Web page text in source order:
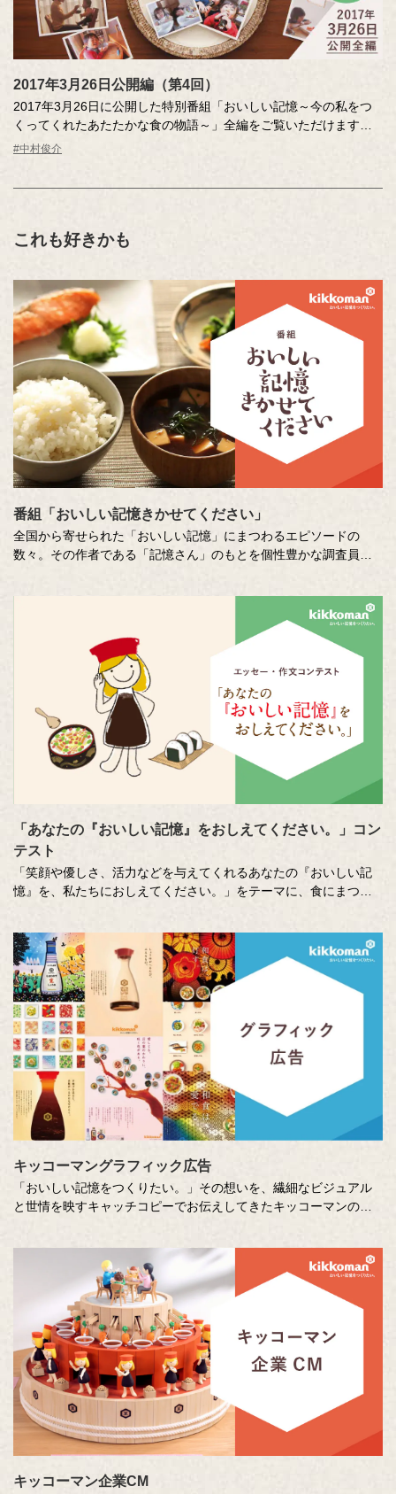
2017年3月26日公開編（第4回）
2017年3月26日に公開した特別番組「おいしい記憶～今の私をつ
くってくれたあたたかな食の物語～」全編をご覧いただけます。
#中村俊介
これも好きかも
番組「おいしい記憶きかせてください」
全国から寄せられた「おいしい記憶」にまつわるエピソードの
数々。その作者である「記憶さん」のもとを個性豊かな調査員が
い、時に涙のドキュメンタリーエンターテインメント番組です。
MC ：藤井隆 進行：吉竹史 ナレーター：小野大輔（声優）
「あなたの『おいしい記憶』をおしえてください。」コン
テスト
「笑顔や優しさ、活力などを与えてくれるあなたの『おいしい記
憶』を、私たちにおしえてください。」をテーマに、食にまつわ
各年代から数多くのこころあたたまる作品が寄せられています。
少し前向きになれる、今が大切になる。そんな「おいしい記憶」
をつづった、歴代の受賞作品をご紹介します。
キッコーマングラフィック広告
「おいしい記憶をつくりたい。」その想いを、繊細なビジュアル
と世情を映すキャッチコピーでお伝えしてきたキッコーマンの企
品について、寄せてくださったコメントも紹介しています。
キッコーマン企業CM